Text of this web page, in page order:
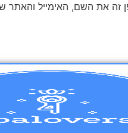
זה את השם, האימייל והאתר